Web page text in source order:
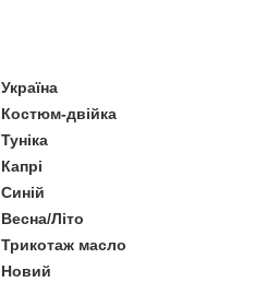
Україна
Костюм-двійка
Туніка
Капрі
Синій
Весна/Літо
Трикотаж масло
Новий